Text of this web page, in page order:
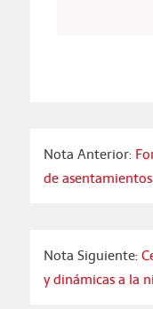
Nota Anterior:
de
Nota Siguiente:
y dinámicas a la